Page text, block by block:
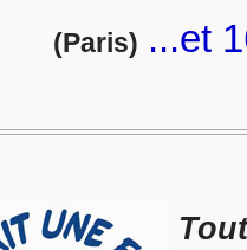
(Paris) ...et